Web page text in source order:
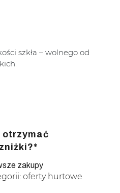
szkła – wolnego od
otrzymać
zakupy
oferty hurtowe